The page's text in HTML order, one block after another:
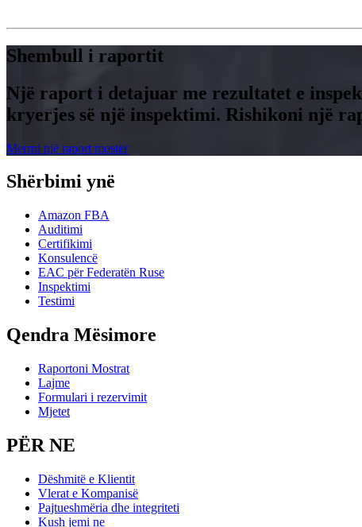
Shembull i raportit
Një raport i detajuar me rezultatet e
kryerjes së një inspektimi. Rishikoni një
Merrni një raport mostër
Shërbimi ynë
Amazon FBA
Auditimi
Certifikimi
Konsulencë
EAC për Federatën Ruse
Inspektimi
Testimi
Qendra Mësimore
Raportoni Mostrat
Lajme
Formulari i rezervimit
Mjetet
PËR NE
Dëshmitë e Klientit
Vlerat e Kompanisë
Pajtueshmëria dhe integriteti
Kush jemi ne